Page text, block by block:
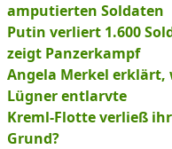
amputierten Soldaten
Putin verliert 1.600
zeigt Panzerkampf
Angela Merkel erklärt,
Lügner entlarvte
Kreml-Flotte verließ
Grund?